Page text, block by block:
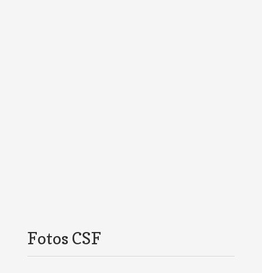
Fotos CSF